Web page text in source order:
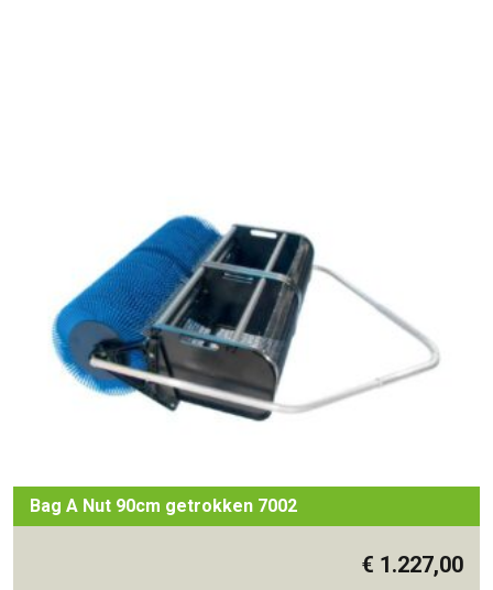
Bag A Nut 90cm getrokken 7002
€ 1.227,00